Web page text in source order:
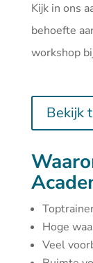
Kijk in ons
behoefte
workshop
Bekijk
Hoge
Veel